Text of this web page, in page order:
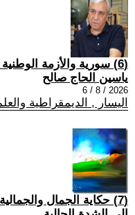
(6) سورية والأزمة الوطنية الجيليّة
ياسين الحاج صالح
2026 / 8 / 6
اليسار , الديمقراطية
(7) حكاية الجمال